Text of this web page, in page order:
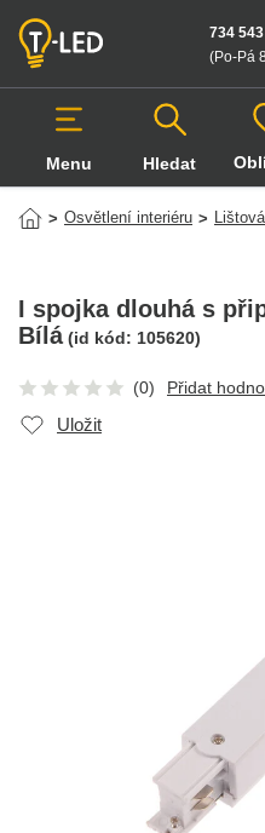
734
(Po-Pá
Menu Hledat
Hledat v produktech
> Osvětlení interiéru >
I spojka dlouhá s
Bílá (id kód: 105620)
(0) Přidat
Uložit